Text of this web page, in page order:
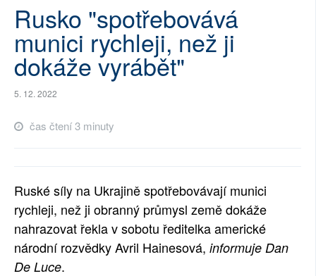
ARCHIV
ROZHOVORY
TÉMATA
SOCIÁLNÍ SÍTĚ
RUBRIKY
PLNÁ VERZE STRÁNEK
Rusko "spotřebovává
munici rychleji, než ji
dokáže vyrábět"
5. 12. 2022
čas čtení 3 minuty
Ruské síly na Ukrajině spotřebovávají munici
rychleji, než ji obranný průmysl země dokáže
nahrazovat řekla v sobotu ředitelka americké
národní rozvědky Avril Hainesová, informuje Dan
De Luce.